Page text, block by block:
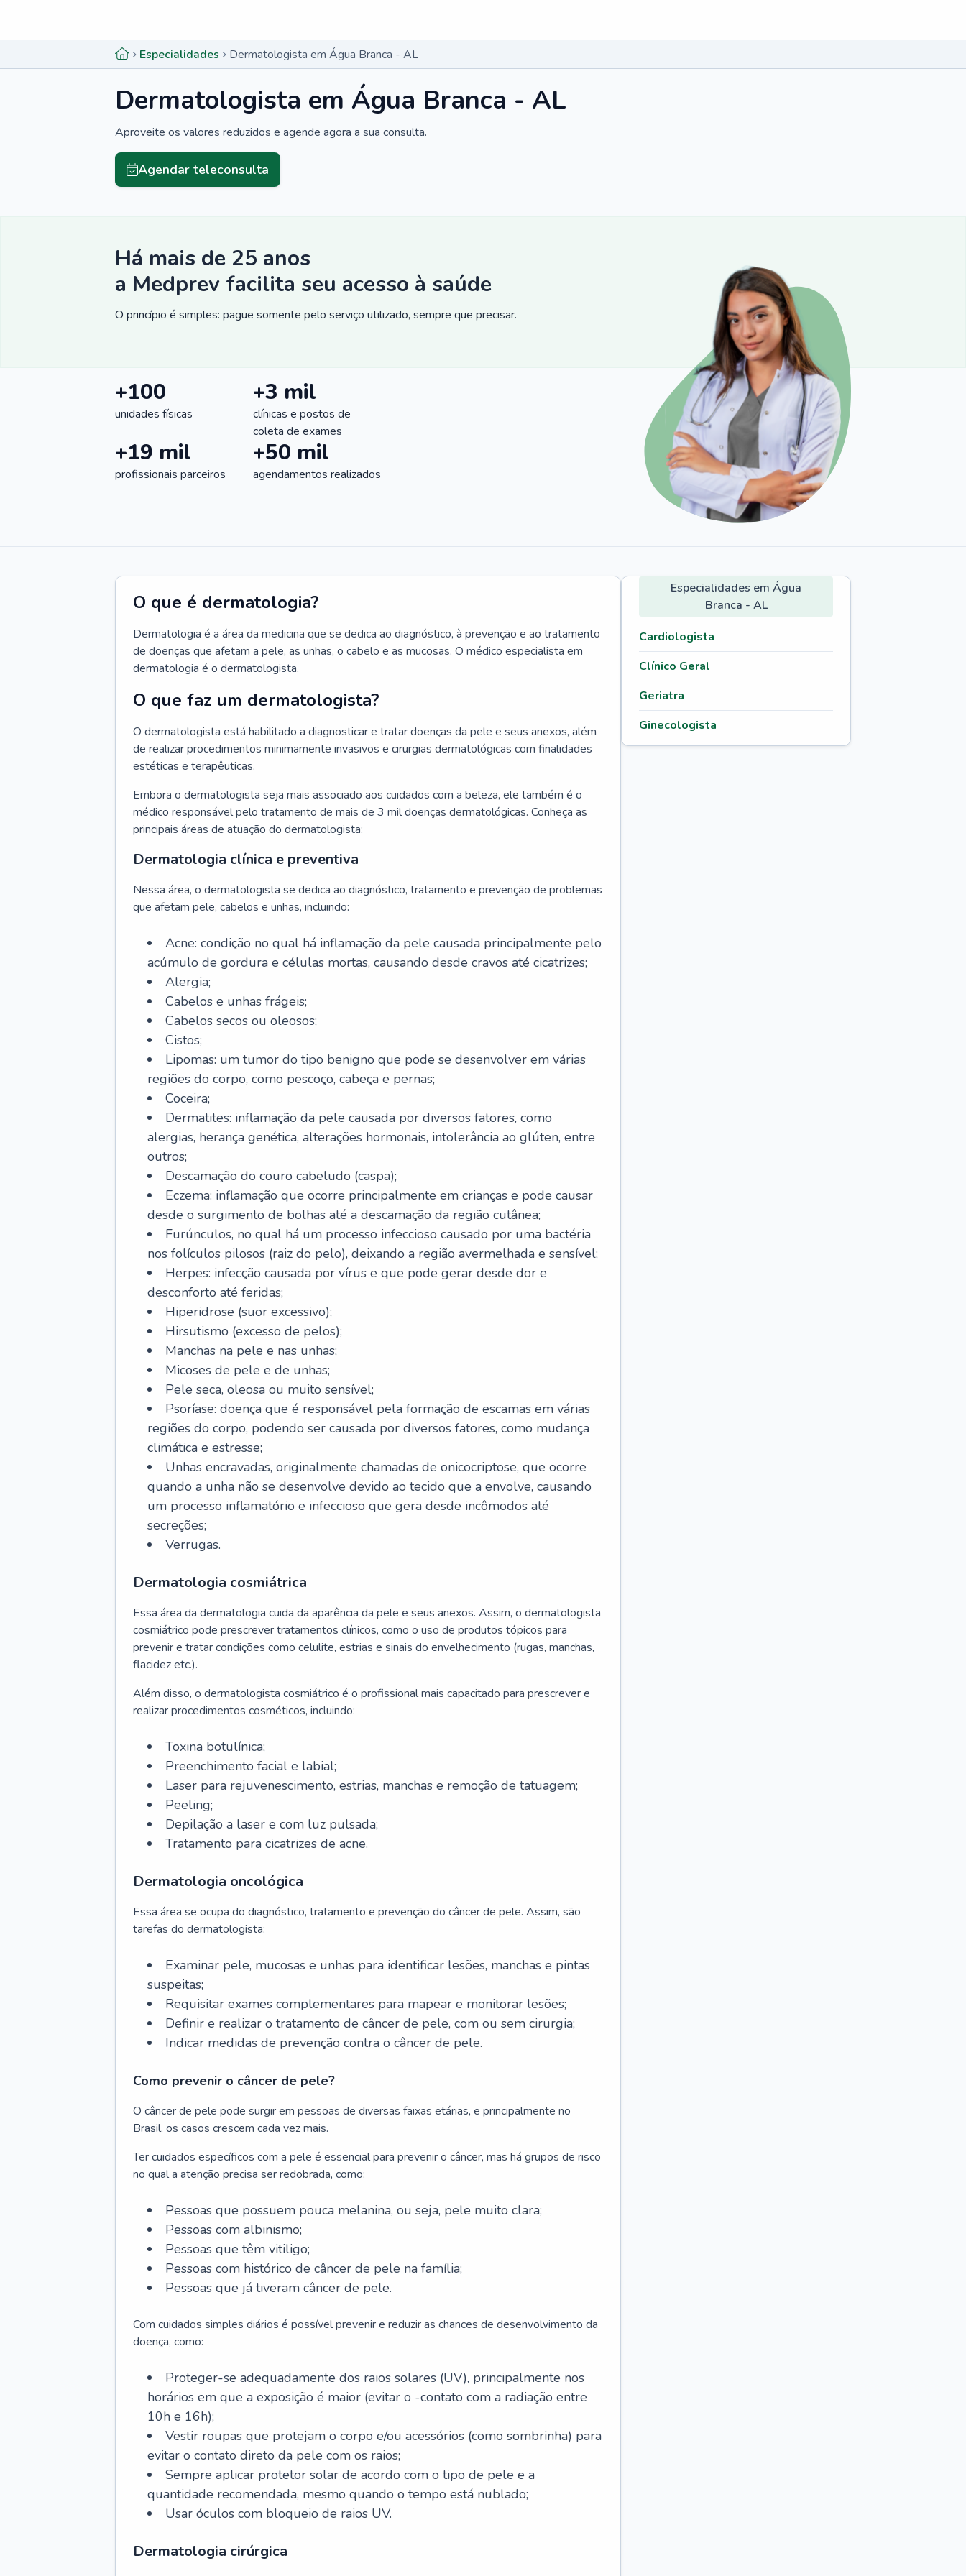
Especialidades Dermatologista em Água Branca - AL
Dermatologista em Água Branca - AL
Aproveite os valores reduzidos e agende agora a sua consulta.
Agendar teleconsulta
Há mais de 25 anos
a Medprev facilita seu acesso à saúde
O princípio é simples: pague somente pelo serviço utilizado, sempre que precisar.
+100
unidades físicas
+3 mil
clínicas e postos de
coleta de exames
+19 mil
profissionais parceiros
+50 mil
agendamentos realizados
O que é dermatologia?
Dermatologia é a área da medicina que se dedica ao diagnóstico, à prevenção e ao tratamento
de doenças que afetam a pele, as unhas, o cabelo e as mucosas. O médico especialista em
dermatologia é o dermatologista.
O que faz um dermatologista?
O dermatologista está habilitado a diagnosticar e tratar doenças da pele e seus anexos, além
de realizar procedimentos minimamente invasivos e cirurgias dermatológicas com finalidades
estéticas e terapêuticas.
Embora o dermatologista seja mais associado aos cuidados com a beleza, ele também é o
médico responsável pelo tratamento de mais de 3 mil doenças dermatológicas. Conheça as
principais áreas de atuação do dermatologista:
Dermatologia clínica e preventiva
Nessa área, o dermatologista se dedica ao diagnóstico, tratamento e prevenção de problemas
que afetam pele, cabelos e unhas, incluindo:
Acne: condição no qual há inflamação da pele causada principalmente pelo
acúmulo de gordura e células mortas, causando desde cravos até cicatrizes;
Alergia;
Cabelos e unhas frágeis;
Cabelos secos ou oleosos;
Cistos;
Lipomas: um tumor do tipo benigno que pode se desenvolver em várias
regiões do corpo, como pescoço, cabeça e pernas;
Coceira;
Dermatites: inflamação da pele causada por diversos fatores, como
alergias, herança genética, alterações hormonais, intolerância ao glúten, entre
outros;
Descamação do couro cabeludo (caspa);
Eczema: inflamação que ocorre principalmente em crianças e pode causar
desde o surgimento de bolhas até a descamação da região cutânea;
Furúnculos, no qual há um processo infeccioso causado por uma bactéria
nos folículos pilosos (raiz do pelo), deixando a região avermelhada e sensível;
Herpes: infecção causada por vírus e que pode gerar desde dor e
desconforto até feridas;
Hiperidrose (suor excessivo);
Hirsutismo (excesso de pelos);
Manchas na pele e nas unhas;
Micoses de pele e de unhas;
Pele seca, oleosa ou muito sensível;
Psoríase: doença que é responsável pela formação de escamas em várias
regiões do corpo, podendo ser causada por diversos fatores, como mudança
climática e estresse;
Unhas encravadas, originalmente chamadas de onicocriptose, que ocorre
quando a unha não se desenvolve devido ao tecido que a envolve, causando
um processo inflamatório e infeccioso que gera desde incômodos até
secreções;
Verrugas.
Dermatologia cosmiátrica
Essa área da dermatologia cuida da aparência da pele e seus anexos. Assim, o dermatologista
cosmiátrico pode prescrever tratamentos clínicos, como o uso de produtos tópicos para
prevenir e tratar condições como celulite, estrias e sinais do envelhecimento (rugas, manchas,
flacidez etc.).
Além disso, o dermatologista cosmiátrico é o profissional mais capacitado para prescrever e
realizar procedimentos cosméticos, incluindo:
Toxina botulínica;
Preenchimento facial e labial;
Laser para rejuvenescimento, estrias, manchas e remoção de tatuagem;
Peeling;
Depilação a laser e com luz pulsada;
Tratamento para cicatrizes de acne.
Dermatologia oncológica
Essa área se ocupa do diagnóstico, tratamento e prevenção do câncer de pele. Assim, são
tarefas do dermatologista:
Examinar pele, mucosas e unhas para identificar lesões, manchas e pintas
suspeitas;
Requisitar exames complementares para mapear e monitorar lesões;
Definir e realizar o tratamento de câncer de pele, com ou sem cirurgia;
Indicar medidas de prevenção contra o câncer de pele.
Como prevenir o câncer de pele?
O câncer de pele pode surgir em pessoas de diversas faixas etárias, e principalmente no
Brasil, os casos crescem cada vez mais.
Ter cuidados específicos com a pele é essencial para prevenir o câncer, mas há grupos de risco
no qual a atenção precisa ser redobrada, como:
Pessoas que possuem pouca melanina, ou seja, pele muito clara;
Pessoas com albinismo;
Pessoas que têm vitiligo;
Pessoas com histórico de câncer de pele na família;
Pessoas que já tiveram câncer de pele.
Com cuidados simples diários é possível prevenir e reduzir as chances de desenvolvimento da
doença, como:
Proteger-se adequadamente dos raios solares (UV), principalmente nos
horários em que a exposição é maior (evitar o -contato com a radiação entre
10h e 16h);
Vestir roupas que protejam o corpo e/ou acessórios (como sombrinha) para
evitar o contato direto da pele com os raios;
Sempre aplicar protetor solar de acordo com o tipo de pele e a
quantidade recomendada, mesmo quando o tempo está nublado;
Usar óculos com bloqueio de raios UV.
Dermatologia cirúrgica
Especialidades em Água
Branca - AL
Cardiologista
Clínico Geral
Geriatra
Ginecologista